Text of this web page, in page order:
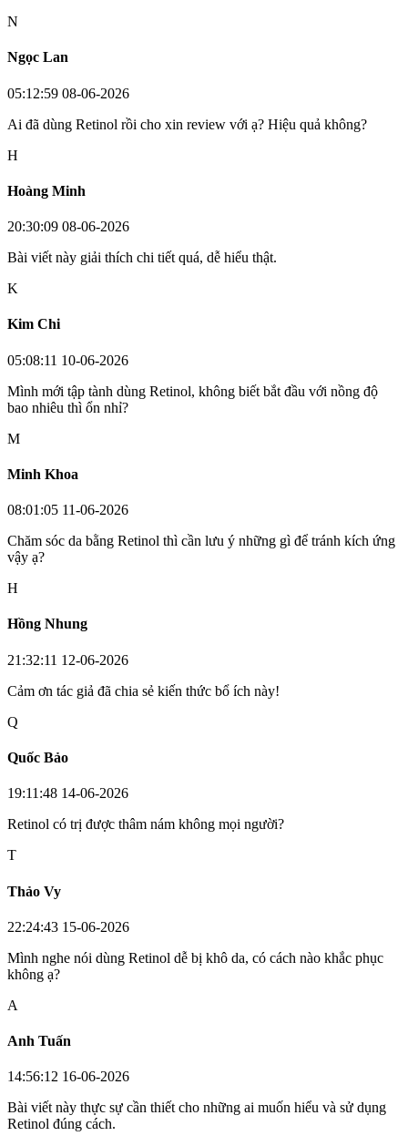
N
Ngọc Lan
05:12:59 08-06-2026
Ai đã dùng Retinol rồi cho xin review với ạ? Hiệu quả không?
H
Hoàng Minh
20:30:09 08-06-2026
Bài viết này giải thích chi tiết quá, dễ hiểu thật.
K
Kim Chi
05:08:11 10-06-2026
Mình mới tập tành dùng Retinol, không biết bắt đầu với nồng độ
bao nhiêu thì ổn nhỉ?
M
Minh Khoa
08:01:05 11-06-2026
Chăm sóc da bằng Retinol thì cần lưu ý những gì để tránh kích ứng
vậy ạ?
H
Hồng Nhung
21:32:11 12-06-2026
Cảm ơn tác giả đã chia sẻ kiến thức bổ ích này!
Q
Quốc Bảo
19:11:48 14-06-2026
Retinol có trị được thâm nám không mọi người?
T
Thảo Vy
22:24:43 15-06-2026
Mình nghe nói dùng Retinol dễ bị khô da, có cách nào khắc phục
không ạ?
A
Anh Tuấn
14:56:12 16-06-2026
Bài viết này thực sự cần thiết cho những ai muốn hiểu và sử dụng
Retinol đúng cách.